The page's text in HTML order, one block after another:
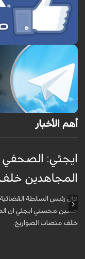
أهم الأخبار
ايجئي: الصحفي
المجاهدين
قال رئيس السلطة
حسين محسني ايجئي ان
خلف منصات الصواريخ.